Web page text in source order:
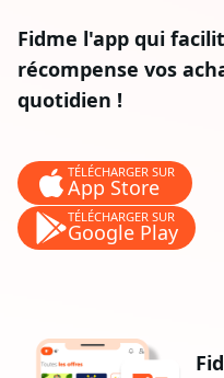
Fidme l'app qui
récompense vos
quotidien !
TÉLÉCHARGER SUR
App Store
TÉLÉCHARGER SUR
Google Play